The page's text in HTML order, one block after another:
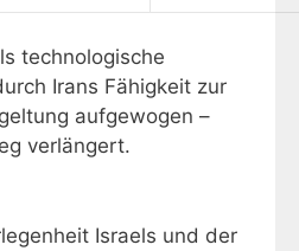
technologische
Irans Fähigkeit zur
aufgewogen –
verlängert.
Israels und der